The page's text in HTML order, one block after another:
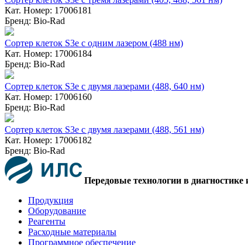
Кат. Номер: 17006181
Бренд: Bio-Rad
Сортер клеток S3e с одним лазером (488 нм)
Кат. Номер: 17006184
Бренд: Bio-Rad
Сортер клеток S3e с двумя лазерами (488, 640 нм)
Кат. Номер: 17006160
Бренд: Bio-Rad
Сортер клеток S3e с двумя лазерами (488, 561 нм)
Кат. Номер: 17006182
Бренд: Bio-Rad
Передовые технологии в
Продукция
Оборудование
Реагенты
Расходные материалы
Программное обеспечение